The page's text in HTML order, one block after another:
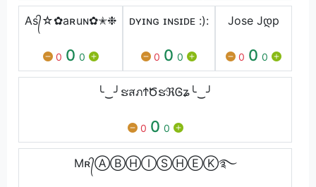
As᭄☆✿aʀuɴ✿✭❉
0 0 0
ᴅʏɪɴɢ ɪɴsɪᴅᴇ :):
0 0 0
Joseㅤ Jდp
0 0 0
╰‿╯ຮสภϮԾຮℜᎶʑ╰‿╯
0 0 0
Mʀ᭄ⒶⒷⒽⒾⓈⒽⒺⓀ࿐